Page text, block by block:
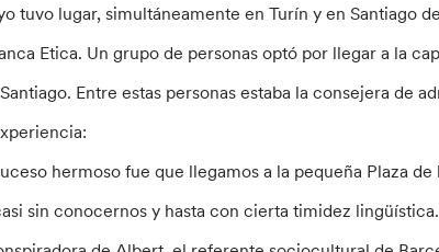
tuvo lugar, simultáneamente en Turín y en Santiago
Etica. Un grupo de personas optó por llegar a la
Entre estas personas estaba la consejera de
hermoso fue que llegamos a la pequeña Plaza
sin conocernos y hasta con cierta timidez